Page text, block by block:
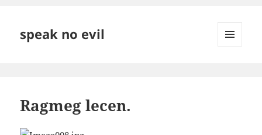
speak no evil
Ragmeg lecen.